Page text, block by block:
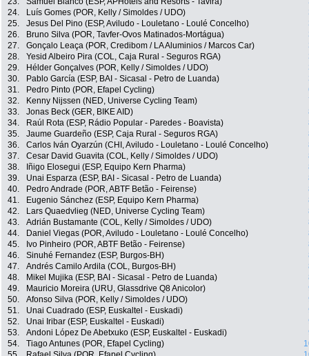
24.
Luís Gomes (POR, Kelly / Simoldes / UDO)
25.
Jesus Del Pino (ESP, Aviludo - Louletano - Loulé Concelho)
26.
Bruno Silva (POR, Tavfer-Ovos Matinados-Mortágua)
27.
Gonçalo Leaça (POR, Credibom / LA Aluminios / Marcos Car)
28.
Yesid Albeiro Pira (COL, Caja Rural - Seguros RGA)
29.
Hélder Gonçalves (POR, Kelly / Simoldes / UDO)
30.
Pablo García (ESP, BAI - Sicasal - Petro de Luanda)
31.
Pedro Pinto (POR, Efapel Cycling)
32.
Kenny Nijssen (NED, Universe Cycling Team)
33.
Jonas Beck (GER, BIKE AID)
34.
Raúl Rota (ESP, Rádio Popular - Paredes - Boavista)
35.
Jaume Guardeño (ESP, Caja Rural - Seguros RGA)
36.
Carlos Iván Oyarzún (CHI, Aviludo - Louletano - Loulé Concelho)
37.
Cesar David Guavita (COL, Kelly / Simoldes / UDO)
38.
Iñigo Elosegui (ESP, Equipo Kern Pharma)
39.
Unai Esparza (ESP, BAI - Sicasal - Petro de Luanda)
40.
Pedro Andrade (POR, ABTF Betão - Feirense)
41.
Eugenio Sánchez (ESP, Equipo Kern Pharma)
42.
Lars Quaedvlieg (NED, Universe Cycling Team)
43.
Adrián Bustamante (COL, Kelly / Simoldes / UDO)
44.
Daniel Viegas (POR, Aviludo - Louletano - Loulé Concelho)
45.
Ivo Pinheiro (POR, ABTF Betão - Feirense)
46.
Sinuhé Fernandez (ESP, Burgos-BH)
47.
Andrés Camilo Ardila (COL, Burgos-BH)
48.
Mikel Mujika (ESP, BAI - Sicasal - Petro de Luanda)
49.
Mauricio Moreira (URU, Glassdrive Q8 Anicolor)
50.
Afonso Silva (POR, Kelly / Simoldes / UDO)
51.
Unai Cuadrado (ESP, Euskaltel - Euskadi)
52.
Unai Iribar (ESP, Euskaltel - Euskadi)
53.
Andoni López De Abetxuko (ESP, Euskaltel - Euskadi)
54.
Tiago Antunes (POR, Efapel Cycling)